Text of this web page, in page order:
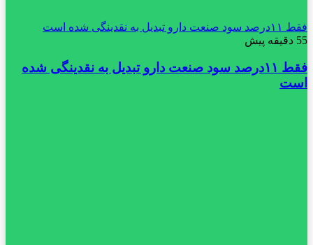
فقط ۱۱‌درصد سود صنعت دارو تبدیل به نقدینگی شده است
55 دقیقه پیش
فقط ۱۱‌درصد سود صنعت دارو تبدیل به نقدینگی شده
است